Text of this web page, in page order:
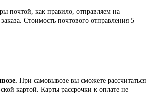
почтой, как правило, отправляем на
Стоимость почтового отправления 5
При самовывозе вы сможете рассчитаться
картой. Карты рассрочки к оплате не